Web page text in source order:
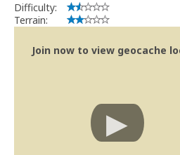
Difficulty:
Terrain:
Join now to view geocache